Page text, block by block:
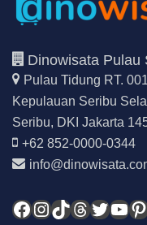
Dinowisata Pulau
Pulau Tidung RT.
Kepulauan Seribu
Seribu, DKI Jakarta
+62 852-0000-0344
Facebook
Instagram
TikTok
Threads
Twitter